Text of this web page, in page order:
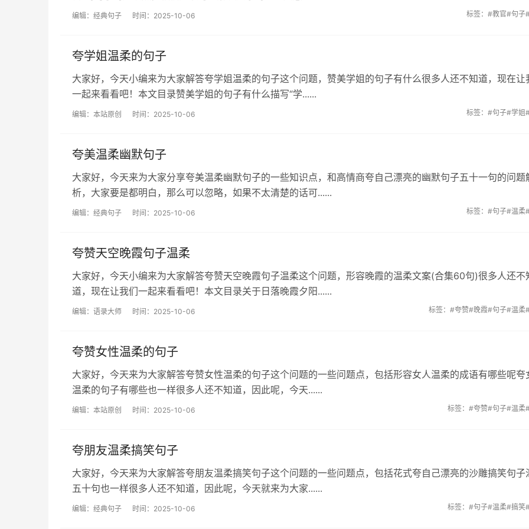
编辑： 经典句子 时间：2025-10-06 标签： #教官#句子
夸学姐温柔的句子
大家好，今天小编来为大家解答夸学姐温柔的句子这个问题，赞美学姐的句子有什么很多人还不知道，现在让
一起来看看吧！本文目录赞美学姐的句子有什么描写“学......
编辑： 本站原创 时间：2025-10-06 标签： #句子#学姐
夸美温柔幽默句子
大家好，今天来为大家分享夸美温柔幽默句子的一些知识点，和高情商夸自己漂亮的幽默句子五十一句的问题
析，大家要是都明白，那么可以忽略，如果不太清楚的话可......
编辑： 经典句子 时间：2025-10-06 标签： #句子#温柔
夸赞天空晚霞句子温柔
大家好，今天小编来为大家解答夸赞天空晚霞句子温柔这个问题，形容晚霞的温柔文案(合集60句)很多人还不
道，现在让我们一起来看看吧！本文目录关于日落晚霞夕阳......
编辑： 语录大师 时间：2025-10-06 标签： #夸赞#晚霞#句子#温柔
夸赞女性温柔的句子
大家好，今天来为大家解答夸赞女性温柔的句子这个问题的一些问题点，包括形容女人温柔的成语有哪些呢夸
温柔的句子有哪些也一样很多人还不知道，因此呢，今天......
编辑： 本站原创 时间：2025-10-06 标签： #夸赞#句子#温柔
夸朋友温柔搞笑句子
大家好，今天来为大家解答夸朋友温柔搞笑句子这个问题的一些问题点，包括花式夸自己漂亮的沙雕搞笑句子
五十句也一样很多人还不知道，因此呢，今天就来为大家......
编辑： 经典句子 时间：2025-10-06 标签： #句子#温柔#搞笑